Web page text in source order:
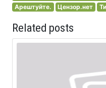
Арештуйте.
Цензор.нет
Related posts